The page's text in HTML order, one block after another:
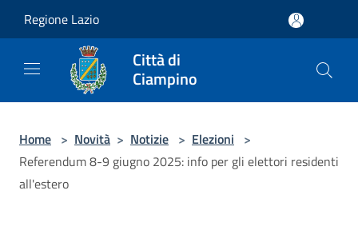
Regione Lazio
Città di
Ciampino
Home > Novità > Notizie > Elezioni >
Referendum 8-9 giugno 2025: info per gli elettori residenti
all'estero